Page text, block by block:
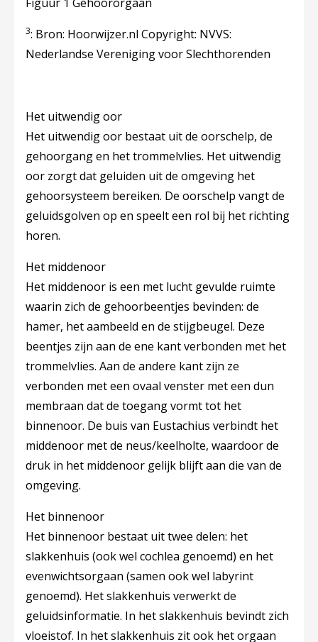
3: Bron: Hoorwijzer.nl Copyright: NVVS:
Nederlandse Vereniging voor Slechthorenden
Het uitwendig oor
Het uitwendig oor bestaat uit de oorschelp, de
gehoorgang en het trommelvlies. Het uitwendig
oor zorgt dat geluiden uit de omgeving het
gehoorsysteem bereiken. De oorschelp vangt de
geluidsgolven op en speelt een rol bij het richting
horen.
Het middenoor
Het middenoor is een met lucht gevulde ruimte
waarin zich de gehoorbeentjes bevinden: de
hamer, het aambeeld en de stijgbeugel. Deze
beentjes zijn aan de ene kant verbonden met het
trommelvlies. Aan de andere kant zijn ze
verbonden met een ovaal venster met een dun
membraan dat de toegang vormt tot het
binnenoor. De buis van Eustachius verbindt het
middenoor met de neus/keelholte, waardoor de
druk in het middenoor gelijk blijft aan die van de
omgeving.
Het binnenoor
Het binnenoor bestaat uit twee delen: het
slakkenhuis (ook wel cochlea genoemd) en het
evenwichtsorgaan (samen ook wel labyrint
genoemd). Het slakkenhuis verwerkt de
geluidsinformatie. In het slakkenhuis bevindt zich
vloeistof. In het slakkenhuis zit ook het orgaan